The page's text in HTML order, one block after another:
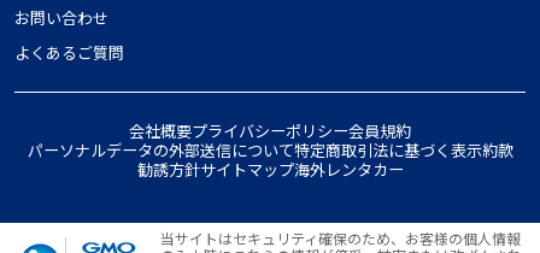
お問い合わせ
よくあるご質問
会社概要プライバシーポリシー会員規約
パーソナルデータの外部送信について特定商取引法に基づく表示約款
勧誘方針サイトマップ海外レンタカー
当サイトはセキュリティ確保のため、お客様の個人情報